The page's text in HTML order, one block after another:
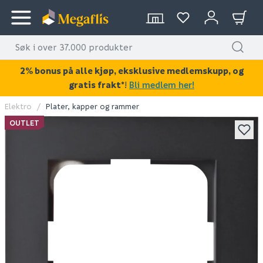
KAN DISSE VÆRE AV INTERESSE?
Elektro
Plater, kapper og rammer
OUTLET
2% bonus på alle kjøp, eksklusive medlemskupp, og
gratis frakt*! Bli medlem her!